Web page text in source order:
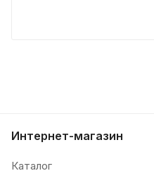
Интернет-магазин
Каталог